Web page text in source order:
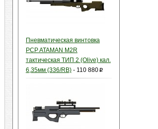
Пневматическая винтовка
PCP ATAMAN M2R
тактическая ТИП 2 (Olive) кал.
6,35мм (336/RB)- 110 880p